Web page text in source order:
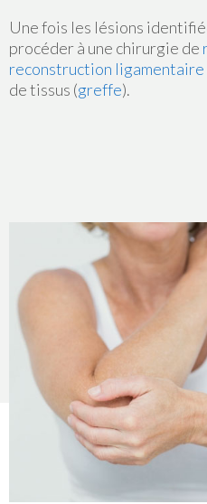
Une fois les lésions
procéder à une chirurgie de
reconstruction ligamentaire
de tissus (greffe).